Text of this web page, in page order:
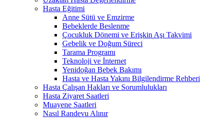
Hasta Eğitimi
Anne Sütü ve Emzirme
Bebeklerde Beslenme
Çocukluk Dönemi ve Erişkin Aşı Takvimi
Gebelik ve Doğum Süreci
Tarama Programı
Teknoloji ve İnternet
Yenidoğan Bebek Bakımı
Hasta ve Hasta Yakını Bilgilendirme Rehberi
Hasta Çalışan Hakları ve Sorumlulukları
Hasta Ziyaret Saatleri
Muayene Saatleri
Nasıl Randevu Alınır